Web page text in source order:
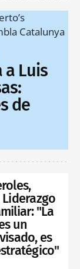
a Luis
de
"La
un
es